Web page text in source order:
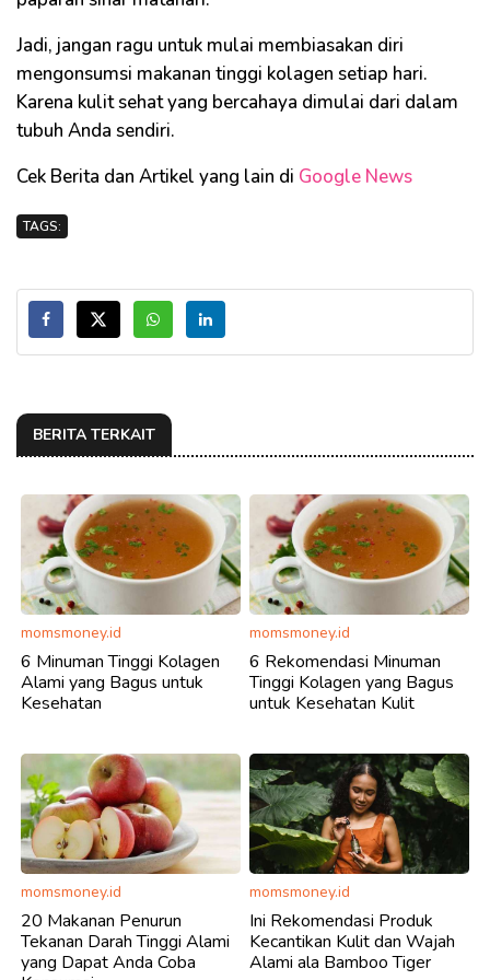
Jadi, jangan ragu untuk mulai membiasakan diri
mengonsumsi makanan tinggi kolagen setiap hari.
Karena kulit sehat yang bercahaya dimulai dari dalam
tubuh Anda sendiri.
Cek Berita dan Artikel yang lain di Google News
TAGS:
BERITA TERKAIT
momsmoney.id
6 Minuman Tinggi Kolagen
Alami yang Bagus untuk
Kesehatan
momsmoney.id
6 Rekomendasi Minuman
Tinggi Kolagen yang Bagus
untuk Kesehatan Kulit
momsmoney.id
20 Makanan Penurun
Tekanan Darah Tinggi Alami
yang Dapat Anda Coba
momsmoney.id
Ini Rekomendasi Produk
Kecantikan Kulit dan Wajah
Alami ala Bamboo Tiger